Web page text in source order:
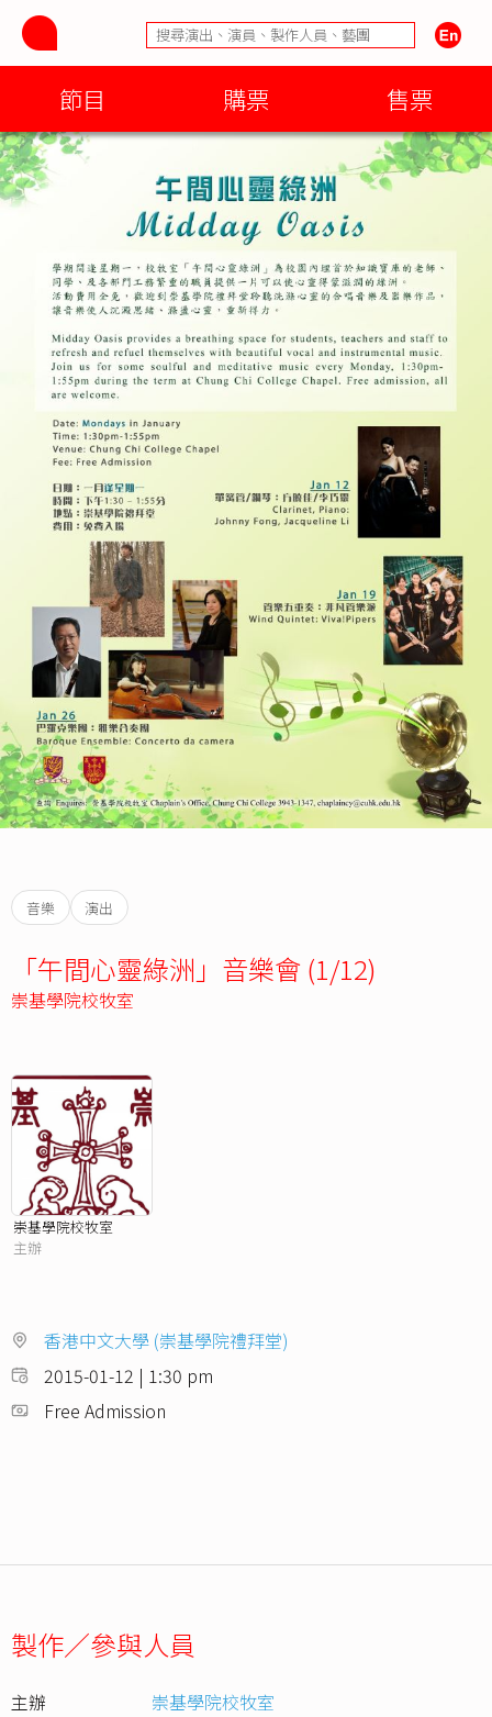
節目 購票 售票
音樂 演出
「午間心靈綠洲」音樂會 (1/12)
崇基學院校牧室
崇基學院校牧室
主辦
香港中文大學 (崇基學院禮拜堂)
2015-01-12 | 1:30 pm
Free Admission
製作／參與人員
主辦
崇基學院校牧室